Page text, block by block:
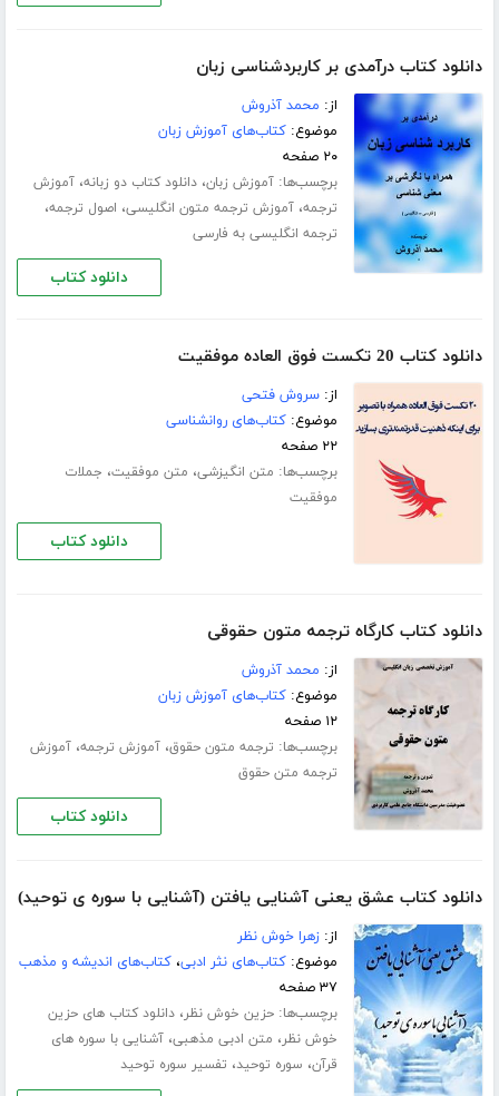
دانلود کتاب درآمدی بر کاربردشناسی زبان
از: محمد آذروش
موضوع:کتاب‌های آموزش زبان
۲۰ صفحه
برچسب‌ها:آموزش زبان،دانلود کتاب دو زبانه،آموزش
ترجمه،آموزش ترجمه متون انگلیسی، اصول ترجمه،
ترجمه انگلیسی به فارسی
دانلود کتاب
دانلود کتاب 20 تکست فوق العاده موفقیت
از:سروش فتحی
موضوع:کتاب‌های روانشناسی
۲۲ صفحه
برچسب‌ها: متن انگیزشی، متن موفقیت، جملات
موفقیت
دانلود کتاب
دانلود کتاب کارگاه ترجمه متون حقوقی
از: محمد آذروش
موضوع:کتاب‌های آموزش زبان
۱۲ صفحه
برچسب‌ها: ترجمه متون حقوق،آموزش ترجمه،آموزش
ترجمه متن حقوق
دانلود کتاب
دانلود کتاب عشق یعنی آشنایی یافتن (آشنایی با سوره ی توحید)
از:زهرا خوش نظر
موضوع:کتاب‌های نثر ادبی،کتاب‌های اندیشه و مذهب
۳۷ صفحه
برچسب‌ها:حزین خوش نظر،دانلود کتاب های حزین
خوش نظر، متن ادبی مذهبی،آشنایی با سوره های
قرآن، سوره توحید، تفسیر سوره توحید